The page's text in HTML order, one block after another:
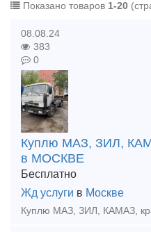
Показано товаров 1-20
08.08.24
383
0
Куплю МАЗ, ЗИЛ,
в МОСКВЕ
Бесплатно
Жд услуги в Москве